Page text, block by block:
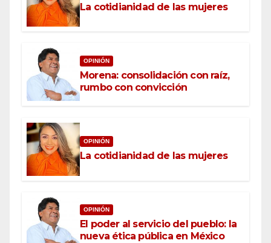
La cotidianidad de las mujeres
OPINIÓN
Morena: consolidación con raíz,
rumbo con convicción
OPINIÓN
La cotidianidad de las mujeres
OPINIÓN
El poder al servicio del pueblo: la
nueva ética pública en México